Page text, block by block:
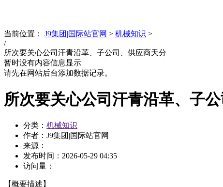
当前位置： J9集团|国际站官网 > 机械知识 >
/
所次要关心公司汗青沿革、子公司、供应商天分
暂时没有内容信息显示
请先在网站后台添加数据记录。
所次要关心公司汗青沿革、子
分类： 机械知识
作者：J9集团|国际站官网
来源：
发布时间： 2026-05-29 04:35
访问量：
【概要描述】